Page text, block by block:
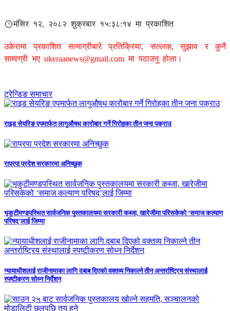
मंसिर १२, २०८२ शुक्रबार १५:३८:१४ मा प्रकाशित
उकेरामा प्रकाशित सामाग्रीबारे प्रतिक्रिया, सल्लाह, सुझाव र कुनै
सामाग्री भए ukeraanews@gmail.com मा पठाउनु होला।
ट्रेन्डिङ समाचार
राइड सेयरिङ एपमार्फत लागुऔषध कारोबार गर्ने गिरोहका तीन जना पक्राउ
राप्रपा प्रदेश सरकारमा अनिच्छुक
भृकुटीमण्डपस्थित सार्वजनिक पुस्तकालयमा सरकारी कब्जा, खारेजीमा परिसकेको ‘समाज कल्याण
परिषद्’लाई जिम्मा
न्यायाधीशलाई राजीनामाका लागि दबाब दिएको वक्तव्य निकाल्ने तीन अन्तर्राष्ट्रिय संस्थालाई
स्पष्टीकरण सोध्न निर्देशन